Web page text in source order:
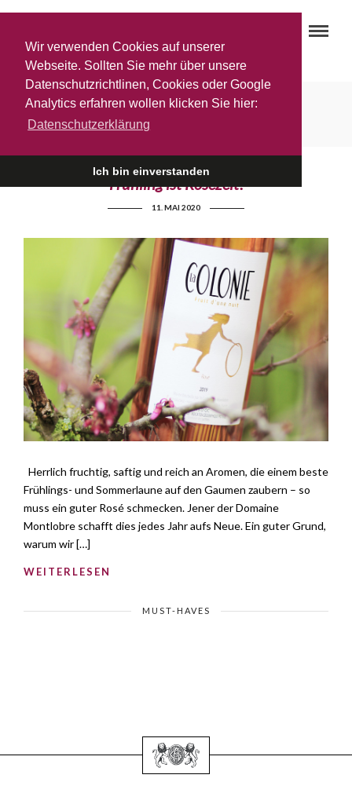
Wir verwenden Cookies auf unserer
Webseite. Sollten Sie mehr über unsere
Datenschutzrichtlinen, Cookies oder Google
Analytics erfahren wollen klicken Sie hier:
Datenschutzerklärung
Ich bin einverstanden
Fruit d’une nuit
Frühling ist Rosézeit!
11. MAI 2020
Herrlich fruchtig, saftig und reich an Aromen, die einem beste
Frühlings- und Sommerlaune auf den Gaumen zaubern – so
muss ein guter Rosé schmecken. Jener der Domaine
Montlobre schafft dies jedes Jahr aufs Neue. Ein guter Grund,
warum wir […]
WEITERLESEN
MUST-HAVES